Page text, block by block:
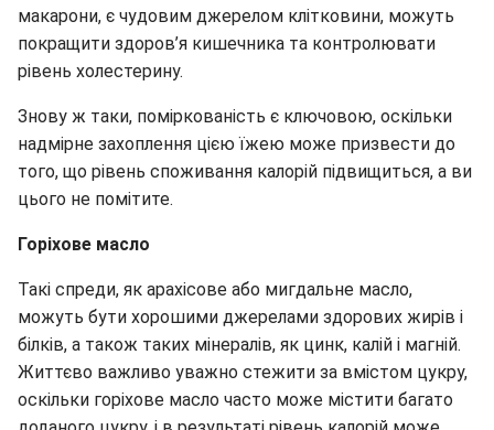
макарони, є чудовим джерелом клітковини, можуть
покращити здоров’я кишечника та контролювати
рівень холестерину.
Знову ж таки, поміркованість є ключовою, оскільки
надмірне захоплення цією їжею може призвести до
того, що рівень споживання калорій підвищиться, а ви
цього не помітите.
Горіхове масло
Такі спреди, як арахісове або мигдальне масло,
можуть бути хорошими джерелами здорових жирів і
білків, а також таких мінералів, як цинк, калій і магній.
Життєво важливо уважно стежити за вмістом цукру,
оскільки горіхове масло часто може містити багато